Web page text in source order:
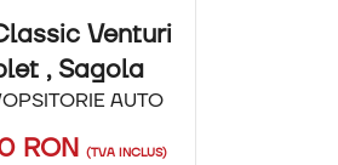
, Sagola
AUTO
RON(TVA INCLUS)